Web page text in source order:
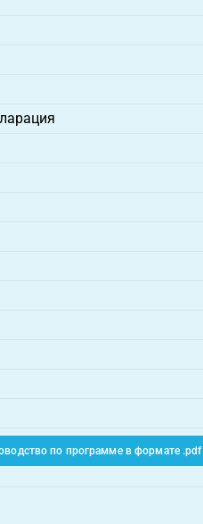
по программе в формате .pdf